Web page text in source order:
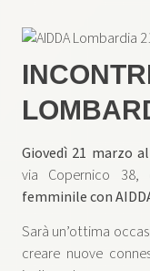
Giovedì 21 marzo
via Copernico
femminile con
Sarà un’ottima
creare nuove